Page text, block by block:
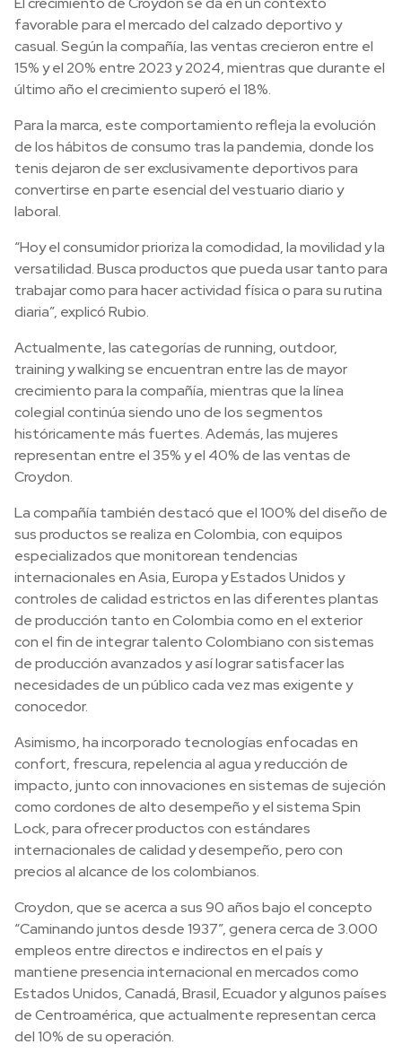
favorable para el mercado del calzado deportivo y
casual. Según la compañía, las ventas crecieron entre el
15% y el 20% entre 2023 y 2024, mientras que durante el
último año el crecimiento superó el 18%.
Para la marca, este comportamiento refleja la evolución
de los hábitos de consumo tras la pandemia, donde los
tenis dejaron de ser exclusivamente deportivos para
convertirse en parte esencial del vestuario diario y
laboral.
“Hoy el consumidor prioriza la comodidad, la movilidad y la
versatilidad. Busca productos que pueda usar tanto para
trabajar como para hacer actividad física o para su rutina
diaria”, explicó Rubio.
Actualmente, las categorías de running, outdoor,
training y walking se encuentran entre las de mayor
crecimiento para la compañía, mientras que la línea
colegial continúa siendo uno de los segmentos
históricamente más fuertes. Además, las mujeres
representan entre el 35% y el 40% de las ventas de
Croydon.
La compañía también destacó que el 100% del diseño de
sus productos se realiza en Colombia, con equipos
especializados que monitorean tendencias
internacionales en Asia, Europa y Estados Unidos y
controles de calidad estrictos en las diferentes plantas
de producción tanto en Colombia como en el exterior
con el fin de integrar talento Colombiano con sistemas
de producción avanzados y así lograr satisfacer las
necesidades de un público cada vez mas exigente y
conocedor.
Asimismo, ha incorporado tecnologías enfocadas en
confort, frescura, repelencia al agua y reducción de
impacto, junto con innovaciones en sistemas de sujeción
como cordones de alto desempeño y el sistema Spin
Lock, para ofrecer productos con estándares
internacionales de calidad y desempeño, pero con
precios al alcance de los colombianos.
Croydon, que se acerca a sus 90 años bajo el concepto
“Caminando juntos desde 1937”, genera cerca de 3.000
empleos entre directos e indirectos en el país y
mantiene presencia internacional en mercados como
Estados Unidos, Canadá, Brasil, Ecuador y algunos países
de Centroamérica, que actualmente representan cerca
del 10% de su operación.